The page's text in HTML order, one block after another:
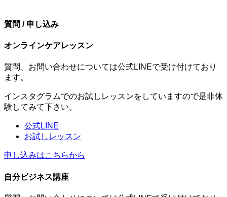
質問 / 申し込み
オンラインケアレッスン
質問、お問い合わせについては公式LINEで受け付けており
ます。
インスタグラムでのお試しレッスンをしていますので是非体
験してみて下さい。
公式LINE
お試しレッスン
申し込みはこちらから
自分ビジネス講座